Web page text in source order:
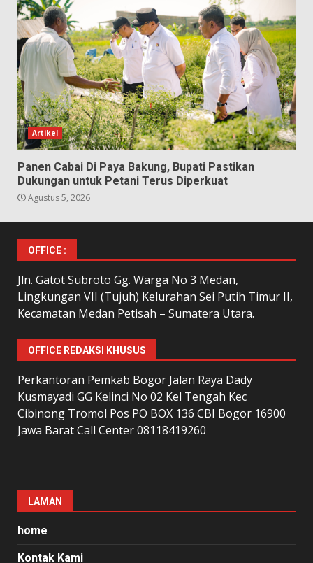
Artikel
Panen Cabai Di Paya Bakung, Bupati Pastikan
Dukungan untuk Petani Terus Diperkuat
Agustus 5, 2026
OFFICE :
Jln. Gatot Subroto Gg. Warga No 3 Medan,
Lingkungan VII (Tujuh) Kelurahan Sei Putih Timur II,
Kecamatan Medan Petisah – Sumatera Utara.
OFFICE REDAKSI KHUSUS
Perkantoran Pemkab Bogor Jalan Raya Dady
Kusmayadi GG Kelinci No 02 Kel Tengah Kec
Cibinong Tromol Pos PO BOX 136 CBI Bogor 16900
Jawa Barat Call Center 08118419260
LAMAN
home
Kontak Kami